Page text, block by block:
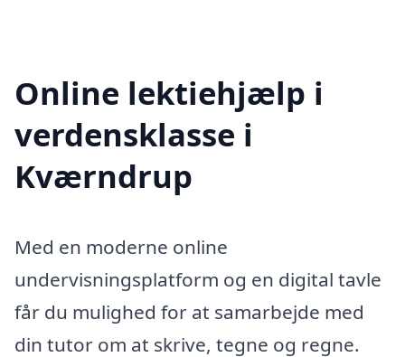
Online lektiehjælp i
verdensklasse i
Kværndrup
Med en moderne online
undervisningsplatform og en digital tavle
får du mulighed for at samarbejde med
din tutor om at skrive, tegne og regne.